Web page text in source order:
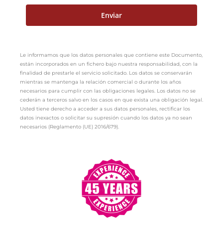
Le informamos que los datos personales que contiene este Documento,
están incorporados en un fichero bajo nuestra responsabilidad, con la
finalidad de prestarle el servicio solicitado. Los datos se conservarán
mientras se mantenga la relación comercial o durante los años
necesarios para cumplir con las obligaciones legales. Los datos no se
cederán a terceros salvo en los casos en que exista una obligación legal.
Usted tiene derecho a acceder a sus datos personales, rectificar los
datos inexactos o solicitar su supresión cuando los datos ya no sean
necesarios (Reglamento (UE) 2016/679).